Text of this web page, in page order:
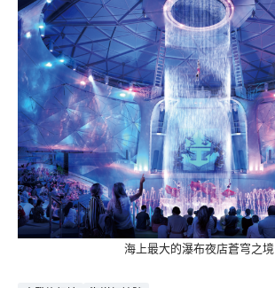
海上最大的瀑布夜店蒼穹之境